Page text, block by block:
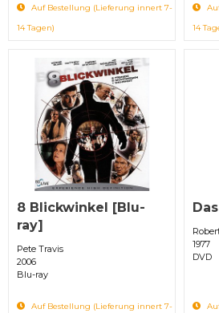
Auf Bestellung (Lieferung innert 7-
14 Tagen)
14
8 Blickwinkel [Blu-
ray]
Pete Travis
2006
Blu-ray
Auf Bestellung (Lieferung innert 7-
1977
DVD